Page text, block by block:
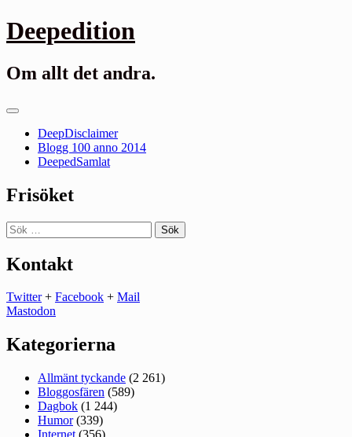
Gå
till
Deepedition
Om allt det andra.
Primär
DeepDisclaimer
Blogg 100 anno 2014
DeepedSamlat
Frisöket
Sök
efter:
Kontakt
Twitter+ Facebook + Mail
Mastodon
Kategorierna
Allmänt tyckande (2 261)
Bloggosfären (589)
Dagbok (1 244)
Humor(339)